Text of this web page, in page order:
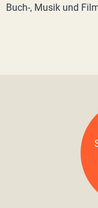
Buch-, Musik und